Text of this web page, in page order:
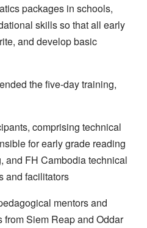
packages in schools,
skills so that all early
and develop basic
the five‑day training,
comprising technical
for early grade reading
and FH Cambodia technical
and facilitators
mentors and
Siem Reap and Oddar